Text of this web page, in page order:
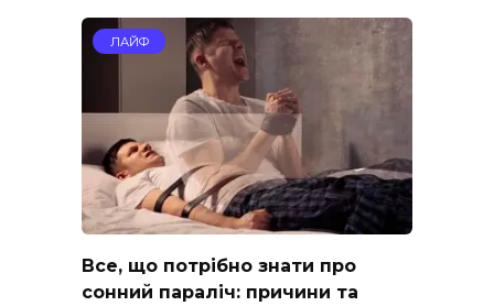
ЛАЙФ
Все, що потрібно знати про
сонний параліч: причини та